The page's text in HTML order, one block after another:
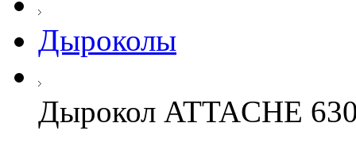
Дыроколы
Дырокол ATTACHE